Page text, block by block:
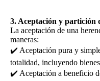
3. Aceptación y partición
La aceptación de una
maneras:
✔️ Aceptación pura y
totalidad, incluyendo
✔️ Aceptación a beneficio